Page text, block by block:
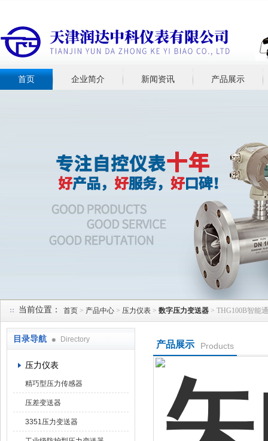
首页 企业简介 新闻资讯 产品展示
当前位置： 首页 > 产品中心 > 压力仪表 > 数字压力变送器 > THG100B智能
目录导航 Directory
压力仪表
精巧型压力传感器
压差变送器
3351压力变送器
产品展示 Products